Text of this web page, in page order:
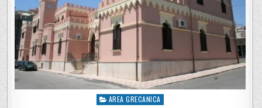
Posted in
AREA GRECANICA